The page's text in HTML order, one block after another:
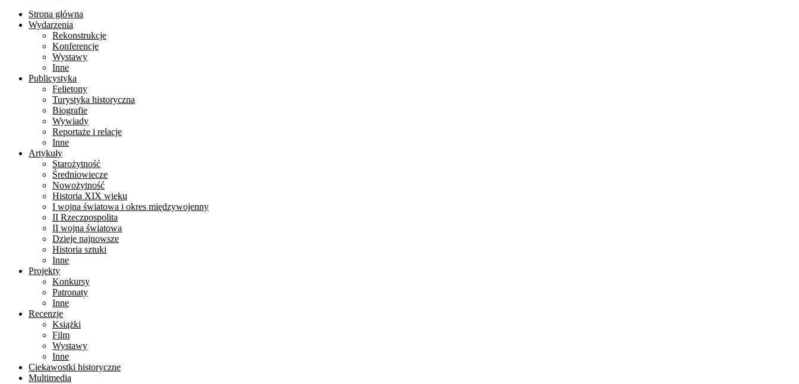
Strona główna
Wydarzenia
Rekonstrukcje
Konferencje
Wystawy
Inne
Publicystyka
Felietony
Turystyka historyczna
Biografie
Wywiady
Reportaże i relacje
Inne
Artykuły
Starożytność
Średniowiecze
Nowożytność
Historia XIX wieku
I wojna światowa i okres międzywojenny
II Rzeczpospolita
II wojna światowa
Dzieje najnowsze
Historia sztuki
Inne
Projekty
Konkursy
Patronaty
Inne
Recenzje
Książki
Film
Wystawy
Inne
Ciekawostki historyczne
Multimedia